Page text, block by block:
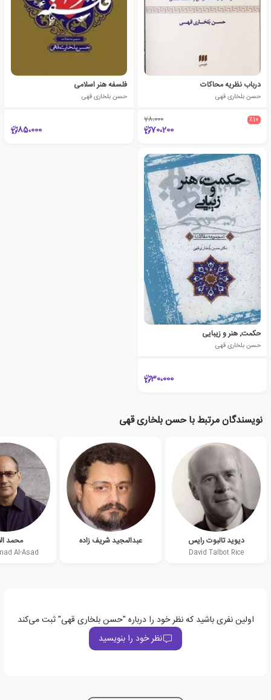
درباب نظریه محاکات
حسن بلخاری قهی
٪10 78،000
70،200
فلسفه هنر اسلامی
حسن بلخاری قهی
85،000
حکمت٬ هنر و زیبایی
حسن بلخاری قهی
30،000
نویسندگان مرتبط با حسن بلخاری قهی
دیوید تالبوت رایس
David Talbot Rice
عبدالمجید شریف زاده محمد
Al-Asad
اولین نفری باشید که نظر خود را درباره "حسن بلخاری قهی" ثبت می‌کند
نظر خود را بنویسید